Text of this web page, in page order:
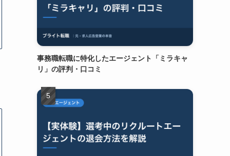
事務職転職に特化したエージェント「ミラキャ
リ」の評判・口コミ